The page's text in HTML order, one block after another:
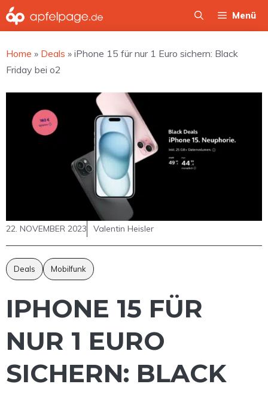
Zum
Inhalt
Menü
Home » Deals » iPhone 15 für nur 1 Euro sichern: Black
Friday bei o2
22. NOVEMBER 2023 Valentin Heisler
Deals Mobilfunk
IPHONE 15 FÜR
NUR 1 EURO
SICHERN: BLACK